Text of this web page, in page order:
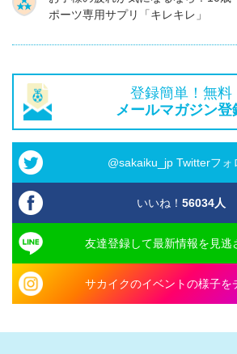
ポーツ専用サプリ「キレキレ」
登録簡単！無料
メールマガジン登
@sakaiku_jp Twitterフォ
いいね！ 56034人
友達登録して最新情報を見逃
サカイクのイベントの様子を